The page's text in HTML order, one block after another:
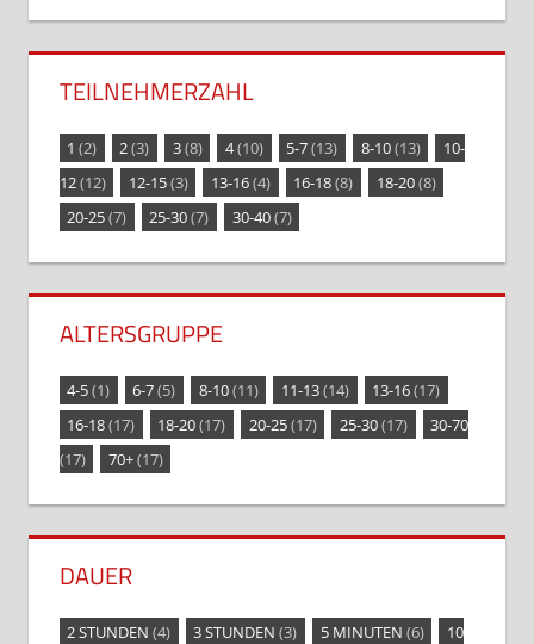
TEILNEHMERZAHL
1 (2) 2(3) 3(8) 4(10) 5-7(13) 8-10(13)
10-
12(12) 12-15(3) 13-16(4) 16-18(8) 18-20(8)
20-25(7) 25-30(7) 30-40(7)
ALTERSGRUPPE
4-5(1) 6-7(5) 8-10(11) 11-13(14) 13-16(17)
16-18(17) 18-20(17) 20-25(17) 25-30(17)
30-70
(17)
70+(17)
DAUER
2 STUNDEN (4) 3 STUNDEN (3) 5 MINUTEN (6)
10